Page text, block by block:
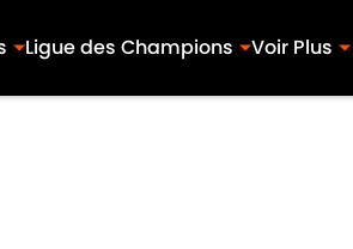
Ligue des Champions Voir Plus